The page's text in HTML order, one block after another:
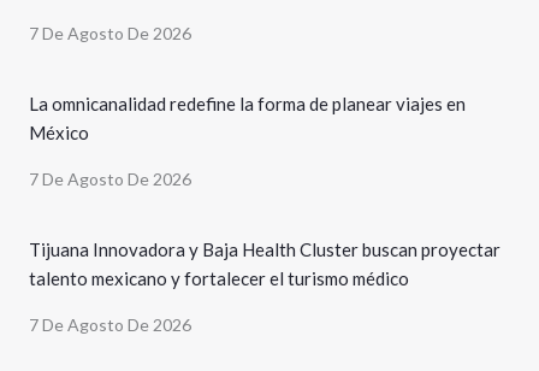
7 De Agosto De 2026
La omnicanalidad redefine la forma de planear viajes en
México
7 De Agosto De 2026
Tijuana Innovadora y Baja Health Cluster buscan proyectar
talento mexicano y fortalecer el turismo médico
7 De Agosto De 2026